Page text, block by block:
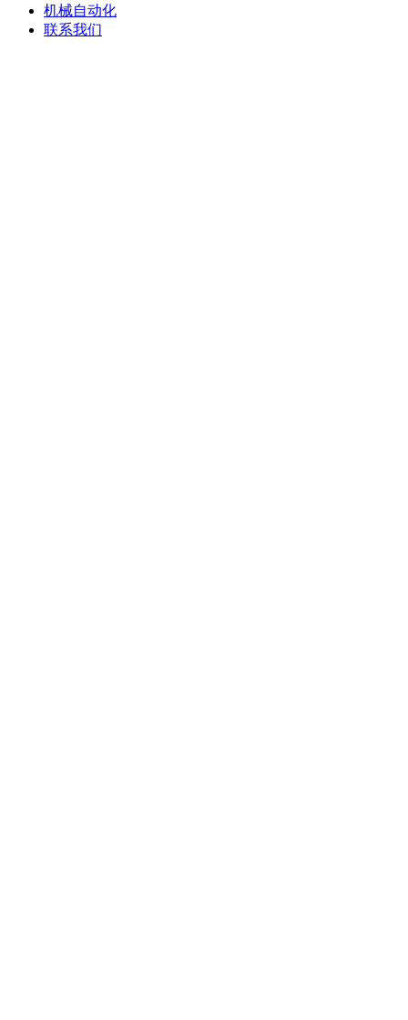
机械自动化
联系我们